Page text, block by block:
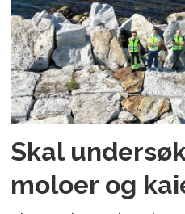
Skal
moloer og